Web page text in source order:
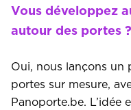
Vous développez
autour des portes ?
Oui, nous lançons un
portes sur mesure,
Panoporte.be. L’idée